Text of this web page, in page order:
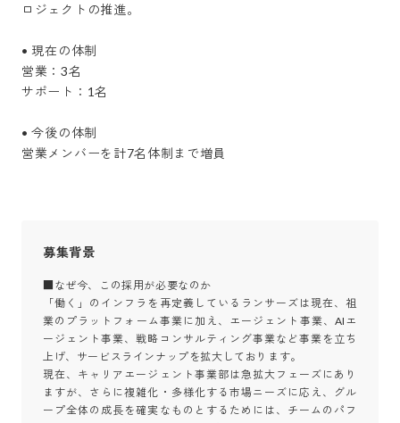
ロジェクトの推進。
• 現在の体制
営業：3名
サポート：1名
• 今後の体制
営業メンバーを計7名体制まで増員
募集背景
■なぜ今、この採用が必要なのか
「働く」のインフラを再定義しているランサーズは現在、祖
業のプラットフォーム事業に加え、エージェント事業、AIエ
ージェント事業、戦略コンサルティング事業など事業を立ち
上げ、サービスラインナップを拡大しております。
現在、キャリアエージェント事業部は急拡大フェーズにあり
ますが、さらに複雑化・多様化する市場ニーズに応え、グル
ープ全体の成長を確実なものとするためには、チームのパフ